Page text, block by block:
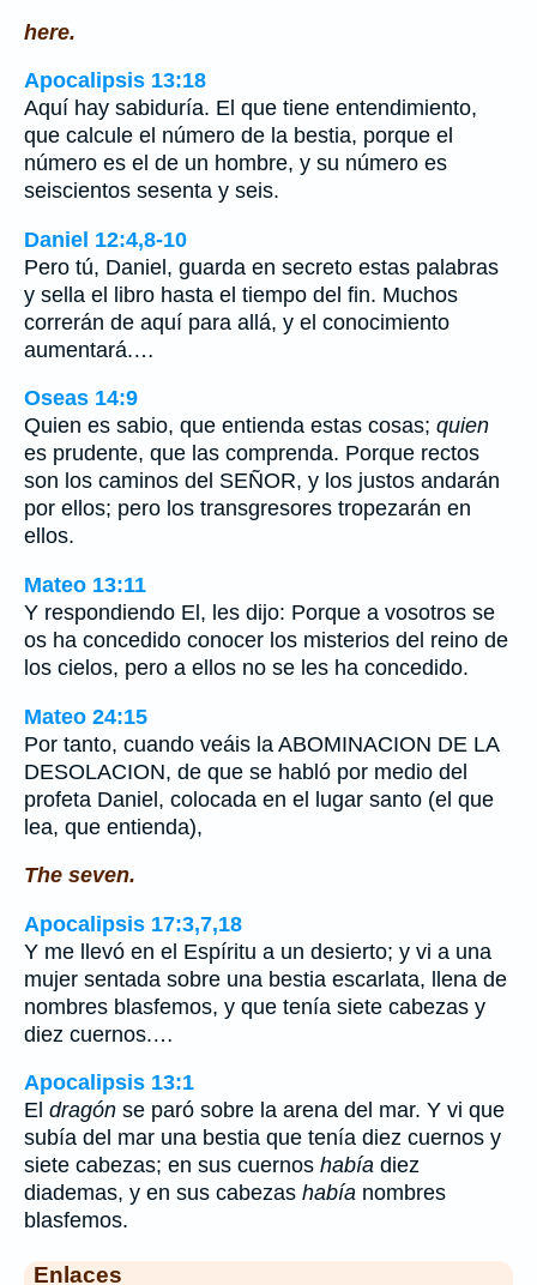
here.
Apocalipsis 13:18
Aquí hay sabiduría. El que tiene entendimiento,
que calcule el número de la bestia, porque el
número es el de un hombre, y su número es
seiscientos sesenta y seis.
Daniel 12:4,8-10
Pero tú, Daniel, guarda en secreto estas palabras
y sella el libro hasta el tiempo del fin. Muchos
correrán de aquí para allá, y el conocimiento
aumentará.…
Oseas 14:9
Quien es sabio, que entienda estas cosas; quien
es prudente, que las comprenda. Porque rectos
son los caminos del SEÑOR, y los justos andarán
por ellos; pero los transgresores tropezarán en
ellos.
Mateo 13:11
Y respondiendo El, les dijo: Porque a vosotros se
os ha concedido conocer los misterios del reino de
los cielos, pero a ellos no se les ha concedido.
Mateo 24:15
Por tanto, cuando veáis la ABOMINACION DE LA
DESOLACION, de que se habló por medio del
profeta Daniel, colocada en el lugar santo (el que
lea, que entienda),
The seven.
Apocalipsis 17:3,7,18
Y me llevó en el Espíritu a un desierto; y vi a una
mujer sentada sobre una bestia escarlata, llena de
nombres blasfemos, y que tenía siete cabezas y
diez cuernos.…
Apocalipsis 13:1
El dragón se paró sobre la arena del mar. Y vi que
subía del mar una bestia que tenía diez cuernos y
siete cabezas; en sus cuernos había diez
diademas, y en sus cabezas había nombres
blasfemos.
Enlaces